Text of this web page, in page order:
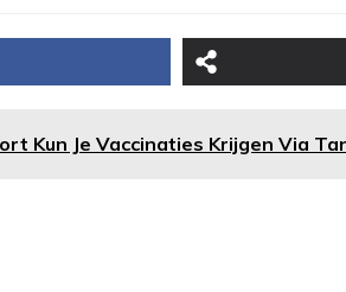
Kun Je Vaccinaties Krijgen Via